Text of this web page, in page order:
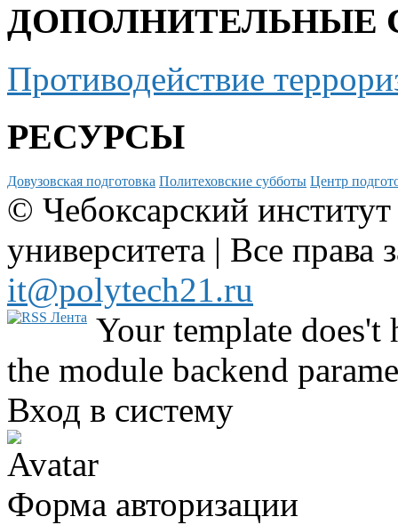
ДОПОЛНИТЕЛЬНЫЕ
Противодействие
РЕСУРСЫ
Довузовская подготовка Политеховские субботы Центр
© Чебоксарский
университета | Все
it@polytech21.ru
Your template
the module backend
Вход в систему
Форма авторизации